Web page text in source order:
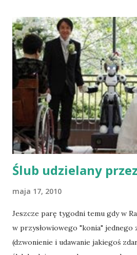
Ślub udzielany
maja 17, 2010
Jeszcze parę tygodni temu gdy w
w przysłowiowego "konia" jednego
(dzwonienie i udawanie jakiegoś